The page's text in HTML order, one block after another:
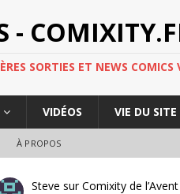
-
SORTIES ET NEWS COMICS
VIDÉOS VIE DU SITE
À PROPOS
Steve surComixity de